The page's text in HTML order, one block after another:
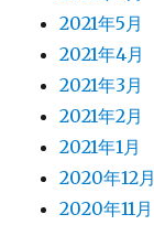
2021年5月
2021年4月
2021年3月
2021年2月
2021年1月
2020年12月
2020年11月